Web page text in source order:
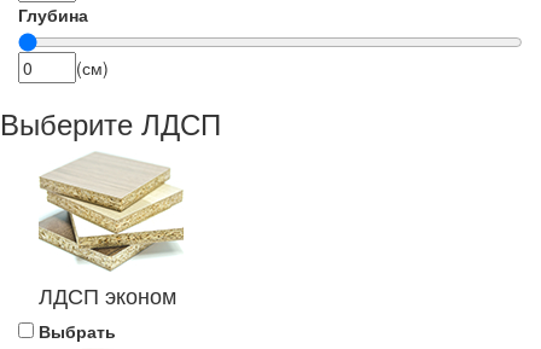
Глубина
(см)
Выберите ЛДСП
ЛДСП эконом
Выбрать